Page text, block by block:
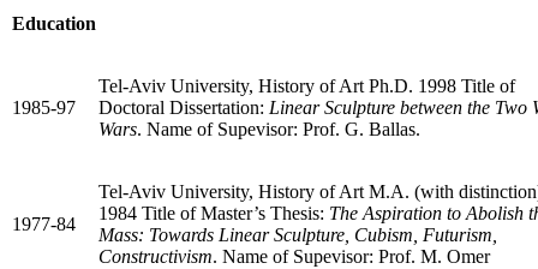
Education
1985-97
Tel-Aviv University, History of Art Ph.D. 1998 Title of
Doctoral Dissertation: Linear Sculpture between the Two
Wars. Name of Supevisor: Prof. G. Ballas.
1977-84
Tel-Aviv University, History of Art M.A. (with
1984 Title of Master’s Thesis: The Aspiration to Abolish
Mass: Towards Linear Sculpture, Cubism, Futurism,
Constructivism. Name of Supevisor: Prof. M. Omer